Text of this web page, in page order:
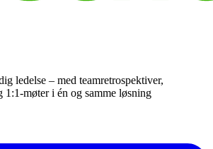
ledelse – med teamretrospektiver,
1:1-møter i én og samme løsning